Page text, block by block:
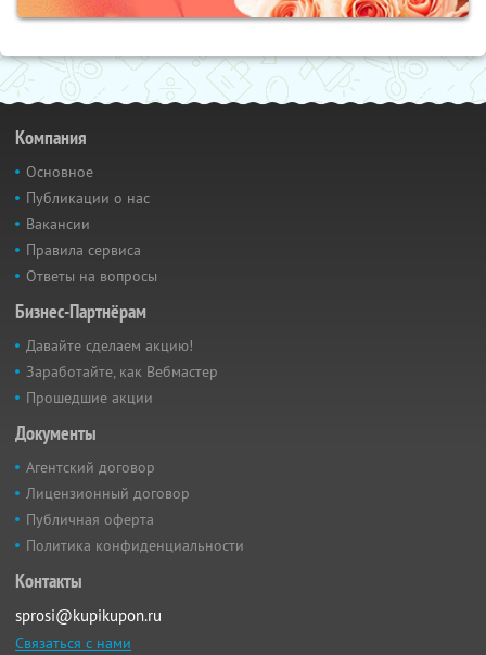
Компания
Основное
Публикации о нас
Вакансии
Правила сервиса
Ответы на вопросы
Бизнес-Партнёрам
Давайте сделаем акцию!
Заработайте, как Вебмастер
Прошедшие акции
Документы
Агентский договор
Лицензионный договор
Публичная оферта
Политика конфиденциальности
Контакты
sprosi@kupikupon.ru
Связаться с нами